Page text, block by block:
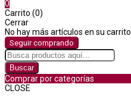
0
Carrito (0)
Cerrar
No hay más artículos en su carrito
Seguir comprando
Buscar
Comprar por categorías
CLOSE